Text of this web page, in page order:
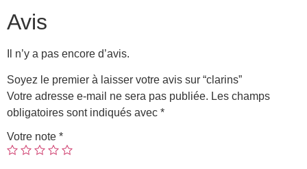
Avis
Il n’y a pas encore d’avis.
Soyez le premier à laisser votre avis sur “clarins”
Votre adresse e-mail ne sera pas publiée. Les champs
obligatoires sont indiqués avec *
Votre note *